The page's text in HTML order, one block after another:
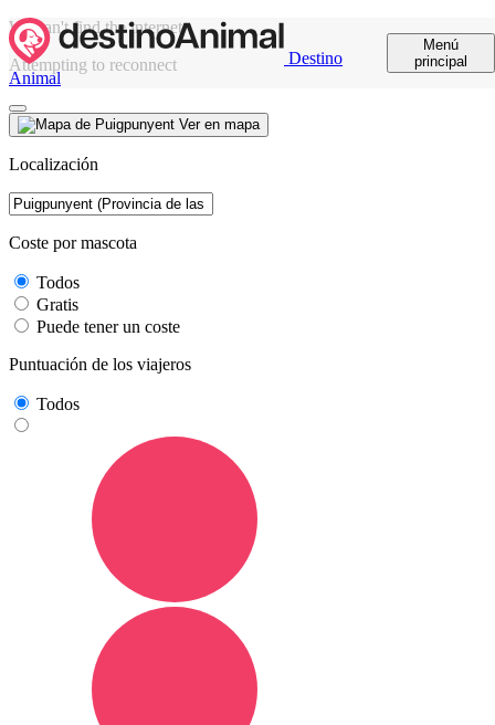
Destino
Animal
Menú
principal
We can't find the internet
Attempting to reconnect
Ver en mapa
Localización
Coste por mascota
Todos
Gratis
Puede tener un coste
Puntuación de los viajeros
Todos